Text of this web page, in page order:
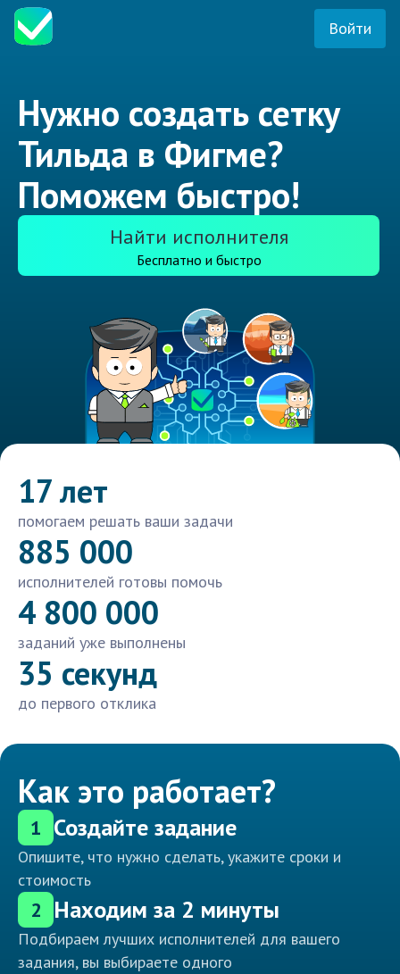
Войти
Нужно создать сетку
Тильда в Фигме?
Поможем быстро!
Найти исполнителя
Бесплатно и быстро
17 лет
помогаем решать ваши задачи
885 000
исполнителей готовы помочь
4 800 000
заданий уже выполнены
35 секунд
до первого отклика
Как это работает?
1 Создайте задание
Опишите, что нужно сделать, укажите сроки и
стоимость
2 Находим за 2 минуты
Подбираем лучших исполнителей для вашего
задания, вы выбираете одного